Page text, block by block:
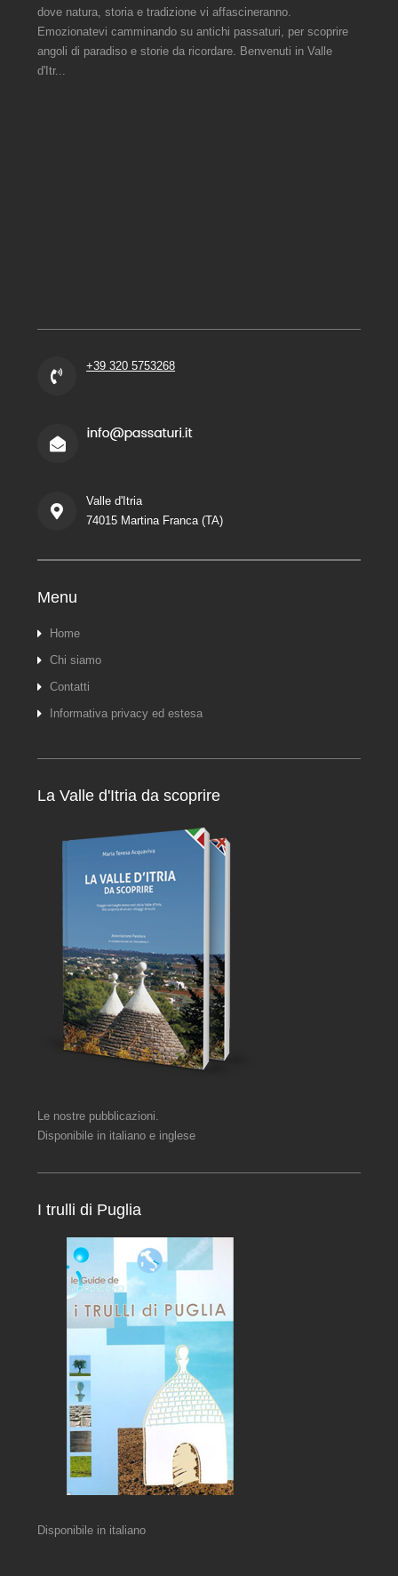
dove natura, storia e tradizione vi affascineranno.
Emozionatevi camminando su antichi passaturi, per scoprire
angoli di paradiso e storie da ricordare. Benvenuti in Valle
d'Itr...
+39 320 5753268
Valle d'Itria
74015 Martina Franca (TA)
Menu
Home
Chi siamo
Contatti
Informativa privacy ed estesa
La Valle d'Itria da scoprire
Le nostre pubblicazioni.
Disponibile in italiano e inglese
I trulli di Puglia
Disponibile in italiano